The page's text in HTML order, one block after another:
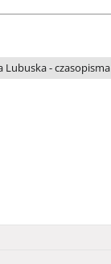
Lubuska - czasopisma